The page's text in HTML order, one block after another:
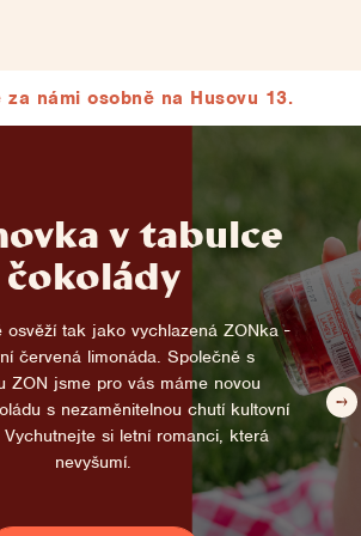
za námi osobně na Husovu 13.
v tabulce
čokolády
osvěží tak jako vychlazená ZONka -
červená limonáda. Společně s
ZON jsme pro vás máme novou
s nezaměnitelnou chutí kultovní
Vychutnejte si letní romanci, která
nevyšumí.